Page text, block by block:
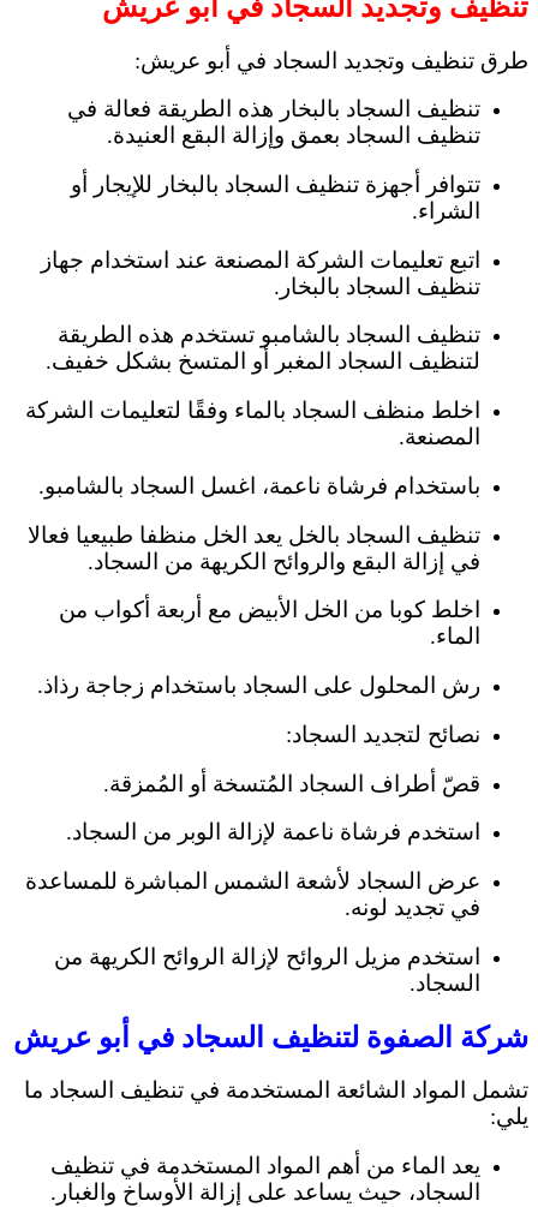
تنظيف وتجديد السجاد في أبو عريش
طرق تنظيف وتجديد السجاد في أبو عريش:
تنظيف السجاد بالبخار هذه الطريقة فعالة في
تنظيف السجاد بعمق وإزالة البقع العنيدة.
تتوافر أجهزة تنظيف السجاد بالبخار للإيجار أو
الشراء.
اتبع تعليمات الشركة المصنعة عند استخدام جهاز
تنظيف السجاد بالبخار.
تنظيف السجاد بالشامبو تستخدم هذه الطريقة
لتنظيف السجاد المغبر أو المتسخ بشكل خفيف.
اخلط منظف السجاد بالماء وفقًا لتعليمات الشركة
المصنعة.
باستخدام فرشاة ناعمة، اغسل السجاد بالشامبو.
تنظيف السجاد بالخل يعد الخل منظفا طبيعيا فعالا
في إزالة البقع والروائح الكريهة من السجاد.
اخلط كوبا من الخل الأبيض مع أربعة أكواب من
الماء.
رش المحلول على السجاد باستخدام زجاجة رذاذ.
نصائح لتجديد السجاد:
قصّ أطراف السجاد المُتسخة أو المُمزقة.
استخدم فرشاة ناعمة لإزالة الوبر من السجاد.
عرض السجاد لأشعة الشمس المباشرة للمساعدة
في تجديد لونه.
استخدم مزيل الروائح لإزالة الروائح الكريهة من
السجاد.
شركة الصفوة لتنظيف السجاد في أبو عريش
تشمل المواد الشائعة المستخدمة في تنظيف السجاد ما
يلي:
يعد الماء من أهم المواد المستخدمة في تنظيف
السجاد، حيث يساعد على إزالة الأوساخ والغبار.